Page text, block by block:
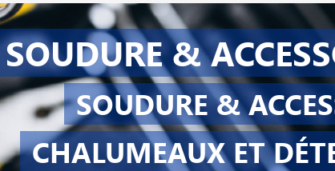
SOUDURE &
SOUDURE &
CHALUMEAUX ET